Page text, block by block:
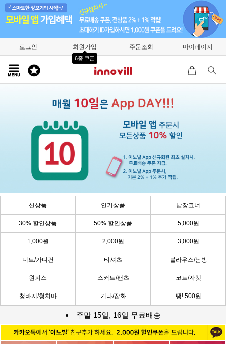
로그인 회원가입
6종 쿠폰
주문조회 마이페이지
신상품 인기상품 낱장코너
30% 할인상품 50% 할인상품 5,000원
1,000원 2,000원 3,000원
니트/가디건 티셔츠 블라우스/남방
원피스 스커트/팬츠 코트/자켓
청바지/청치마 기타/잡화 땡! 500원
주말 15일, 16일 무료배송